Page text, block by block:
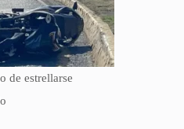
de estrellarse